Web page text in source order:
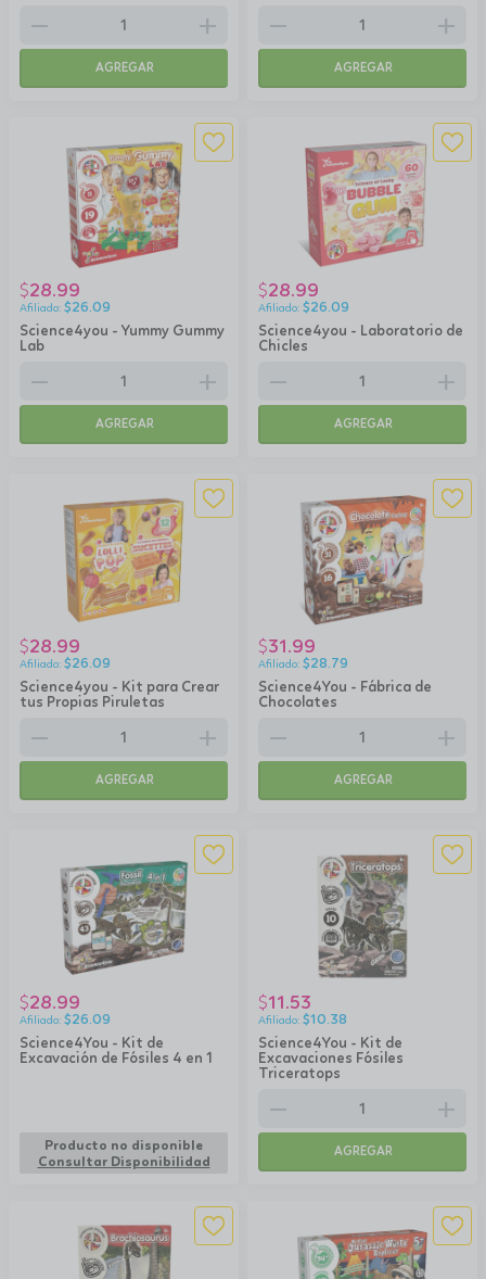
remove add
AGREGAR
remove add
AGREGAR
Science4you - Yummy Gummy
Lab
$28.99
$26.09
remove add
AGREGAR
Science4you - Laboratorio de
Chicles
$28.99
$26.09
remove add
AGREGAR
Science4you - Kit para Crear
tus Propias Piruletas
$28.99
$26.09
remove add
AGREGAR
Science4You - Fábrica de
Chocolates
$31.99
$28.79
remove add
AGREGAR
Science4You - Kit de
Excavación de Fósiles 4 en 1
$28.99
$26.09
Producto no disponible
Consultar Disponibilidad
Science4You - Kit de
Excavaciones Fósiles
Triceratops
$11.53
$10.38
remove add
AGREGAR